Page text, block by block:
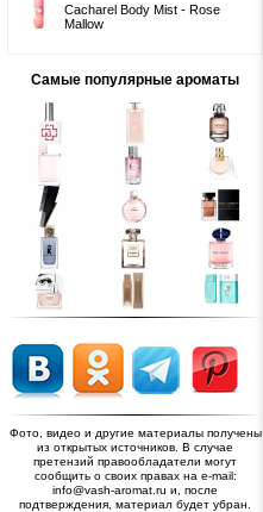
Cacharel Body Mist - Rose
Mallow
Самые популярные ароматы
Фото, видео и другие материалы получены
из открытых источников. В случае
претензий правообладатели могут
сообщить о своих правах на e-mail:
info@vash-aromat.ru и, после
подтверждения, материал будет убран.